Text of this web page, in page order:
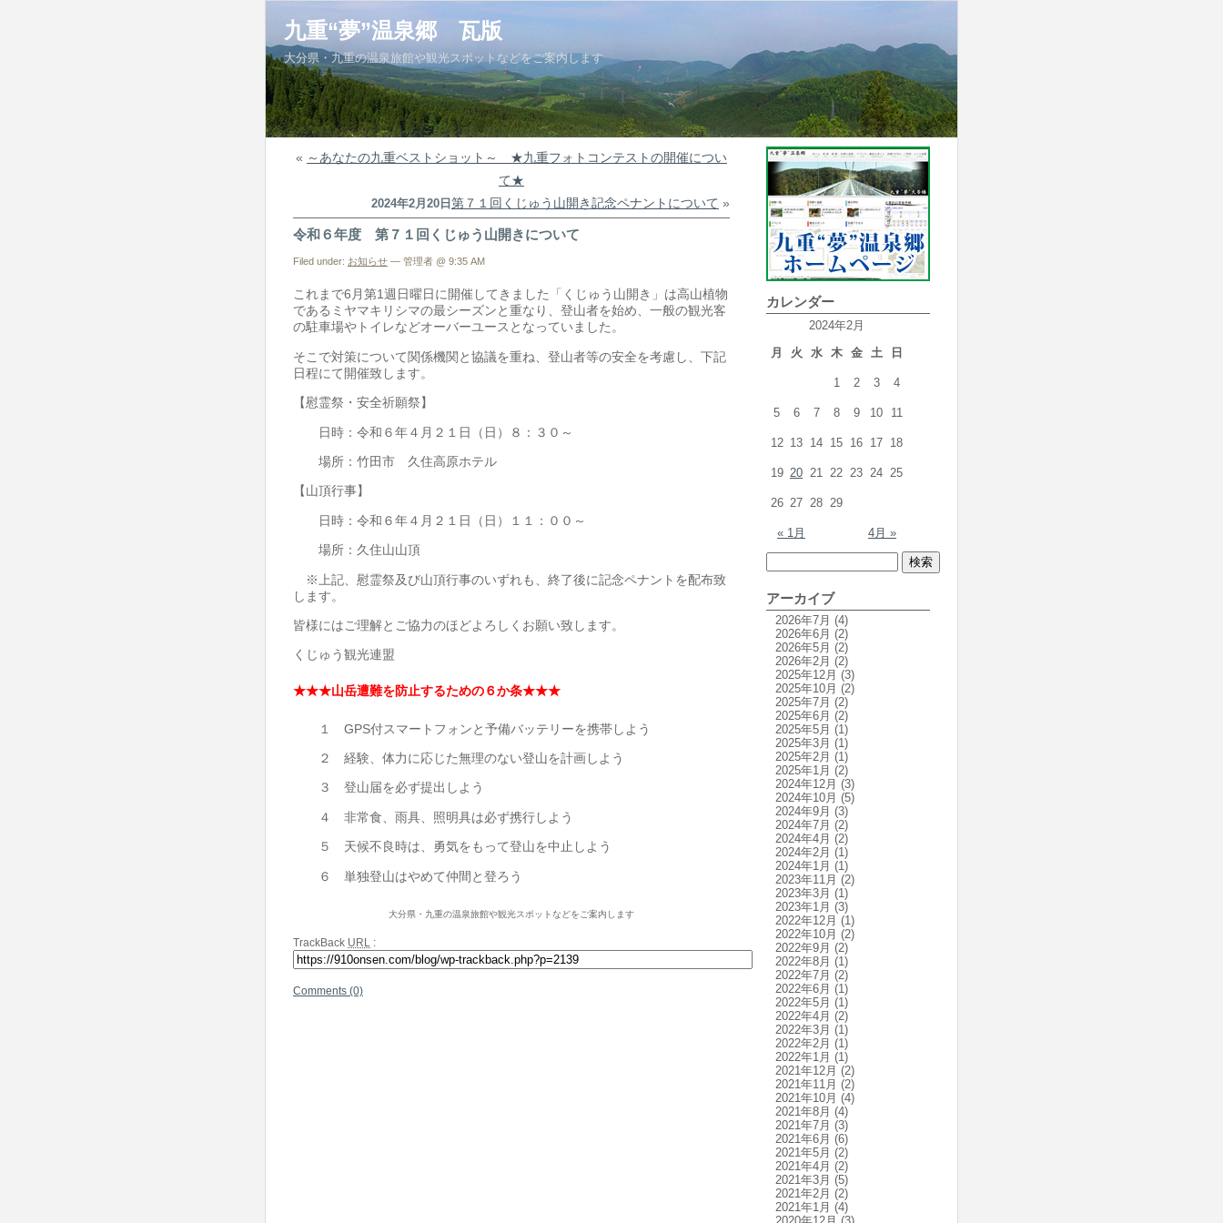
九重“夢”温泉郷 瓦版
大分県・九重の温泉旅館や観光スポットなどをご案内します
« ～あなたの九重ベストショット～ ★九重フォトコンテストの開催につい
て★
第７１回くじゅう山開き記念ペナントについて »
2024年2月20日
令和６年度 第７１回くじゅう山開きについて
Filed under: お知らせ — 管理者 @ 9:35 AM
これまで6月第1週日曜日に開催してきました「くじゅう山開き」は高山植物
であるミヤマキリシマの最シーズンと重なり、登山者を始め、一般の観光客
の駐車場やトイレなどオーバーユースとなっていました。
そこで対策について関係機関と協議を重ね、登山者等の安全を考慮し、下記
日程にて開催致します。
【慰霊祭・安全祈願祭】
日時：令和６年４月２１日（日）８：３０～
場所：竹田市 久住高原ホテル
【山頂行事】
日時：令和６年４月２１日（日）１１：００～
場所：久住山山頂
※上記、慰霊祭及び山頂行事のいずれも、終了後に記念ペナントを配布致
します。
皆様にはご理解とご協力のほどよろしくお願い致します。
くじゅう観光連盟
★★★山岳遭難を防止するための６か条★★★
１ GPS付スマートフォンと予備バッテリーを携帯しよう
２ 経験、体力に応じた無理のない登山を計画しよう
３ 登山届を必ず提出しよう
４ 非常食、雨具、照明具は必ず携行しよう
５ 天候不良時は、勇気をもって登山を中止しよう
６ 単独登山はやめて仲間と登ろう
大分県・九重の温泉旅館や観光スポットなどをご案内します
TrackBack URL :
Comments (0)
カレンダー
2024年2月
月
火 水 木 金 土 日
« 1月 4月 »
1 2 3 4
5 6 7 8 9 10 11
12 13 14 15 16 17 18
19 20 21 22 23 24 25
26 27 28 29
アーカイブ
2026年7月 (4)
2026年6月 (2)
2026年5月 (2)
2026年2月 (2)
2025年12月 (3)
2025年10月 (2)
2025年7月 (2)
2025年6月 (2)
2025年5月 (1)
2025年3月 (1)
2025年2月 (1)
2025年1月 (2)
2024年12月 (3)
2024年10月 (5)
2024年9月 (3)
2024年7月 (2)
2024年4月 (2)
2024年2月 (1)
2024年1月 (1)
2023年11月 (2)
2023年3月 (1)
2023年1月 (3)
2022年12月 (1)
2022年10月 (2)
2022年9月 (2)
2022年8月 (1)
2022年7月 (2)
2022年6月 (1)
2022年5月 (1)
2022年4月 (2)
2022年3月 (1)
2022年2月 (1)
2022年1月 (1)
2021年12月 (2)
2021年11月 (2)
2021年10月 (4)
2021年8月 (4)
2021年7月 (3)
2021年6月 (6)
2021年5月 (2)
2021年4月 (2)
2021年3月 (5)
2021年2月 (2)
2021年1月 (4)